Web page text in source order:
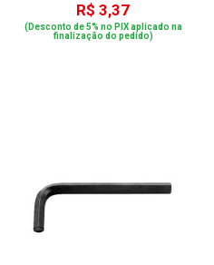
R$ 3,37
(Desconto de 5% no PIX aplicado na
finalização do pedido)